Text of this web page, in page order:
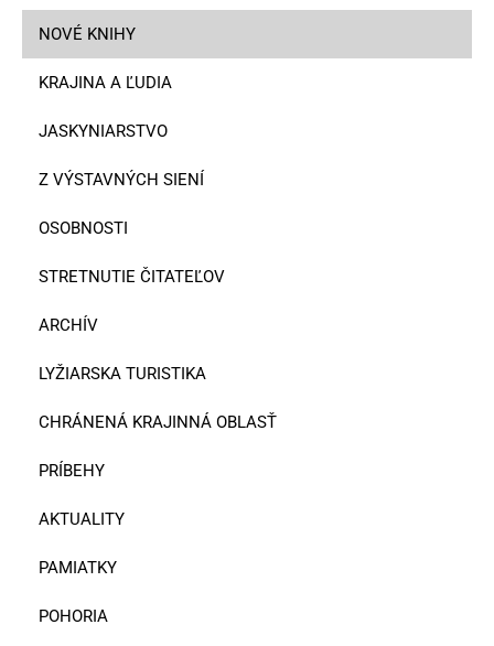
NOVÉ KNIHY
KRAJINA A ĽUDIA
JASKYNIARSTVO
Z VÝSTAVNÝCH SIENÍ
OSOBNOSTI
STRETNUTIE ČITATEĽOV
ARCHÍV
LYŽIARSKA TURISTIKA
CHRÁNENÁ KRAJINNÁ OBLASŤ
PRÍBEHY
AKTUALITY
PAMIATKY
POHORIA